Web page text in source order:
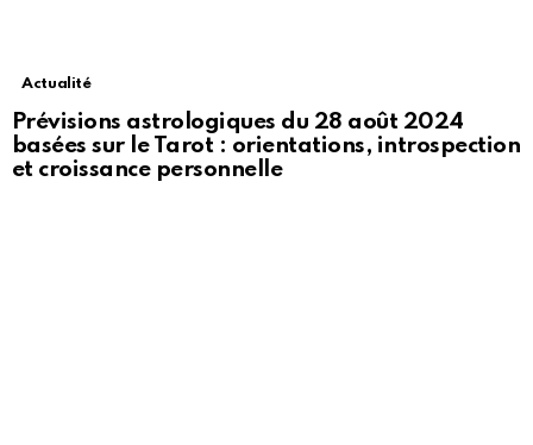
Actualité
Prévisions astrologiques du 28 août 2024
basées sur le Tarot : orientations, introspection
et croissance personnelle